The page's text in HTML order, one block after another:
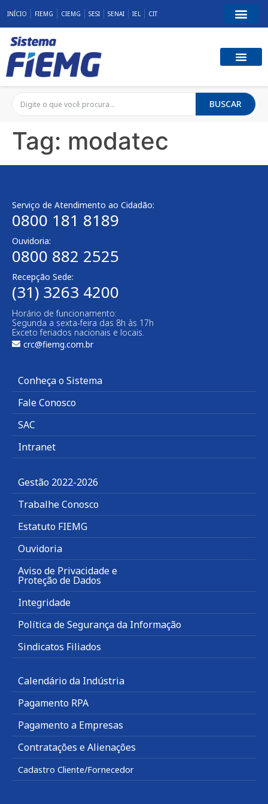
INÍCIO FIEMG CIEMG SESI SENAI IEL CIT
BUSCAR
Tag: modatec
Serviço de Atendimento ao Cidadão:
0800 181 8189
Ouvidoria:
0800 882 2525​
Recepção Sede:
(31) 3263 4200
Horário de funcionamento:
Segunda a sexta-feira das 8h às 17h
Exceto feriados nacionais e locais.
crc@fiemg.com.br
Conheça o Sistema
Fale Conosco
SAC
Intranet
Gestão 2022-2026
Trabalhe Conosco
Estatuto FIEMG
Ouvidoria
Aviso de Privacidade e
Proteção de Dados
Integridade
Política de Segurança da Informação
Sindicatos Filiados
Calendário da Indústria
Pagamento RPA
Pagamento a Empresas
Contratações e Alienações
Cadastro Cliente/Fornecedor